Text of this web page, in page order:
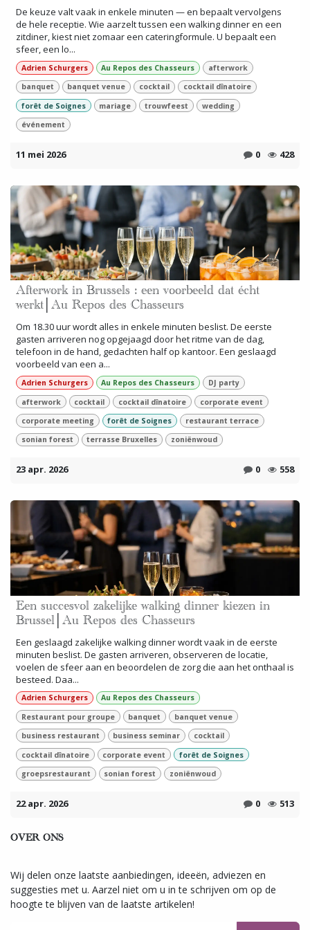
De keuze valt vaak in enkele minuten — en bepaalt vervolgens
de hele receptie. Wie aarzelt tussen een walking dinner en een
zitdiner, kiest niet zomaar een cateringformule. U bepaalt een
sfeer, een lo...
Adrien Schurgers Au Repos des Chasseurs
afterwork
banquet
banquet venue cocktail
cocktail dînatoire
forêt de Soignes
mariage trouwfeest
wedding
événement
11 mei 2026 0 428
Afterwork in Brussels : een voorbeeld dat écht
werkt│Au Repos des Chasseurs
Om 18.30 uur wordt alles in enkele minuten beslist. De eerste
gasten arriveren nog opgejaagd door het ritme van de dag,
telefoon in de hand, gedachten half op kantoor. Een geslaagd
voorbeeld van een a...
Adrien Schurgers Au Repos des Chasseurs
DJ party
afterwork
cocktail cocktail dînatoire
corporate event
corporate meeting
forêt de Soignes
restaurant terrace
sonian forest
terrasse Bruxelles zoniënwoud
23 apr. 2026 0 558
Een succesvol zakelijke walking dinner kiezen in
Brussel│Au Repos des Chasseurs
Een geslaagd zakelijke walking dinner wordt vaak in de eerste
minuten beslist. De gasten arriveren, observeren de locatie,
voelen de sfeer aan en beoordelen de zorg die aan het onthaal is
besteed. Daa...
Adrien Schurgers
Au Repos des Chasseurs
Restaurant pour groupe
banquet
banquet venue
business restaurant
business seminar
cocktail
cocktail dînatoire
corporate event
forêt de Soignes
groepsrestaurant
sonian forest zoniënwoud
22 apr. 2026 0 513
OVER ONS
Wij delen onze laatste aanbiedingen, ideeën, adviezen en
suggesties met u. Aarzel niet om u in te schrijven om op de
hoogte te blijven van de laatste artikelen!